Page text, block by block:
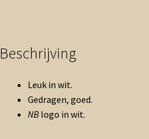
Beschrijving
Leuk in wit.
Gedragen, goed.
NB logo in wit.